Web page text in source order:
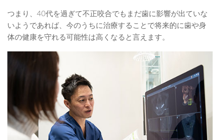
つまり、40代を過ぎて不正咬合でもまだ歯に影響が出ていな
いようであれば、今のうちに治療することで将来的に歯や身
体の健康を守れる可能性は高くなると言えます。